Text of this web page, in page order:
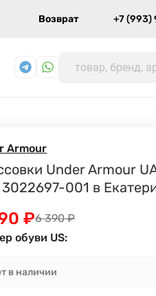
Возврат +7 (993)
Armour
Under Armour
3022697-001 в
6 390₽
₽
обуви US:
в наличии